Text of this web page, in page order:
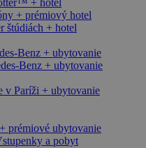
+ hotel
+ prémiový hotel
štúdiách + hotel
Benz + ubytovanie
Benz + ubytovanie
v Paríži + ubytovanie
prémiové ubytovanie
a pobyt